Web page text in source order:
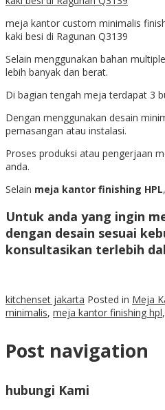
meja kantor custom minimalis
kaki besi di Ragunan Q3139
Selain menggunakan bahan
lebih banyak dan berat.
Di bagian tengah meja terdapat 3
Dengan menggunakan desain
pemasangan atau instalasi.
Proses produksi atau pengerjaan
anda.
Selain meja kantor finishing HPL
Untuk anda yang ingin
dengan desain sesuai
konsultasikan terlebih
kitchenset jakarta Posted in Meja
minimalis, meja kantor finishing hpl,
Post navigation
hubungi Kami